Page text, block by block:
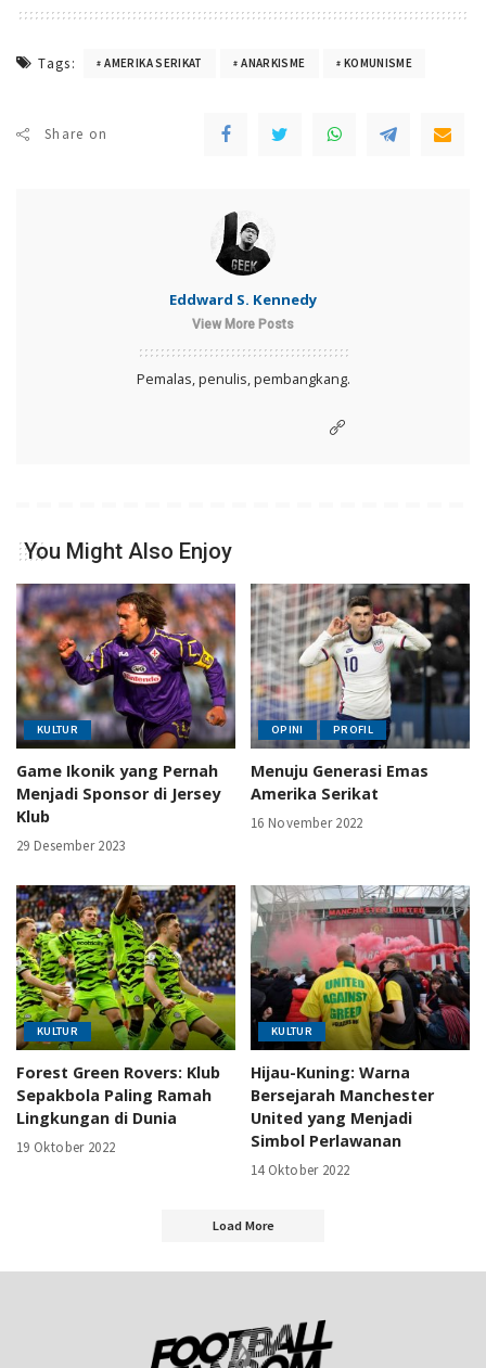
Tags: AMERIKA SERIKAT ANARKISME KOMUNISME
Share on
Eddward S. Kennedy
View More Posts
Pemalas, penulis, pembangkang.
You Might Also Enjoy
KULTUR
Game Ikonik yang Pernah
Menjadi Sponsor di Jersey
Klub
29 Desember 2023
OPINI PROFIL
Menuju Generasi Emas
Amerika Serikat
16 November 2022
KULTUR
Forest Green Rovers: Klub
Sepakbola Paling Ramah
Lingkungan di Dunia
19 Oktober 2022
KULTUR
Hijau-Kuning: Warna
Bersejarah Manchester
United yang Menjadi
Simbol Perlawanan
14 Oktober 2022
Load More